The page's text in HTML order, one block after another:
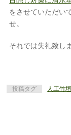
をさせていただい
せ。
それでは失礼致し
投稿タグ 人工竹